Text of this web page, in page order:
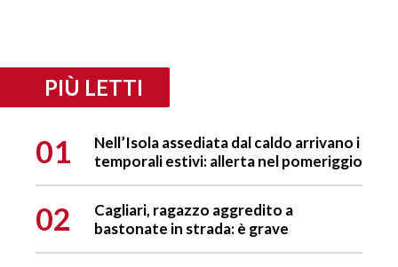
PIÙ LETTI
01
Nell’Isola assediata dal caldo arrivano i
temporali estivi: allerta nel pomeriggio
02
Cagliari, ragazzo aggredito a
bastonate in strada: è grave